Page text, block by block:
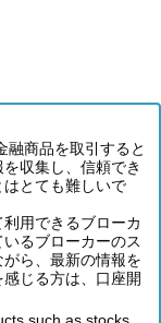
融商品を取引すると
収集し、信頼でき
とても難しいで
用できるブローカ
るブローカーのス
ら、最新の情報を
じる方は、口座開